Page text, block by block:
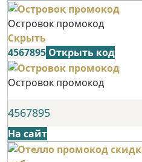
Островок промокод
Скрыть
4567895 Открыть код
Островок промокод
4567895
На сайт